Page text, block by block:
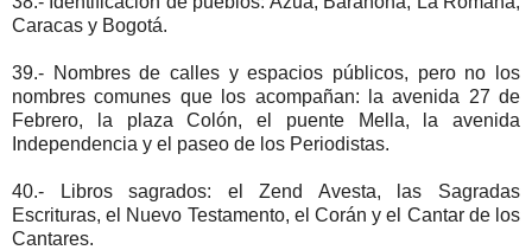
Caracas y Bogotá.
39.- Nombres de calles y espacios públicos, pero no los
nombres comunes que los acompañan: la avenida 27 de
Febrero, la plaza Colón, el puente Mella, la avenida
Independencia y el paseo de los Periodistas.
40.- Libros sagrados: el Zend Avesta, las Sagradas
Escrituras, el Nuevo Testamento, el Corán y el Cantar de los
Cantares.